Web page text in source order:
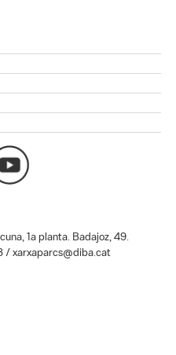
1a planta. Badajoz, 49.
/ xarxaparcs@diba.cat